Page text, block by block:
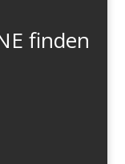
finden